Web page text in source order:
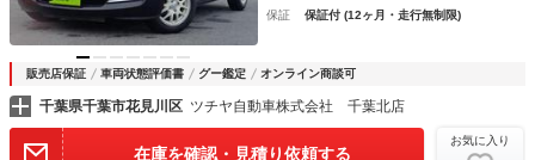
保証
保証付 (12ヶ月・走行無制限)
販売店保証 車両状態評価書 グー鑑定 オンライン商談可
千葉県千葉市花見川区 ツチヤ自動車株式会社 千葉北店
在庫を確認・見積り依頼する
お気に入り